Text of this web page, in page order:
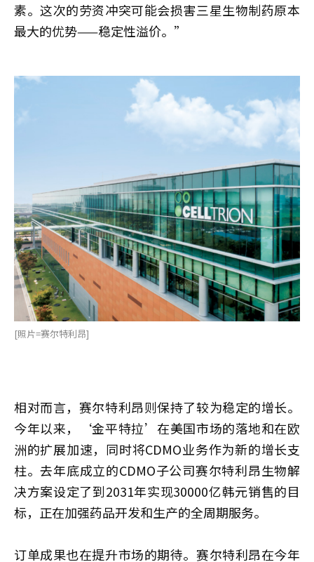
素。这次的劳资冲突可能会损害三星生物制药原本
最大的优势——稳定性溢价。”
[照片=赛尔特利昂]
相对而言，赛尔特利昂则保持了较为稳定的增长。
今年以来，‘金平特拉’在美国市场的落地和在欧
洲的扩展加速，同时将CDMO业务作为新的增长支
柱。去年底成立的CDMO子公司赛尔特利昂生物解
决方案设定了到2031年实现30000亿韩元销售的目
标，正在加强药品开发和生产的全周期服务。
订单成果也在提升市场的期待。赛尔特利昂在今年